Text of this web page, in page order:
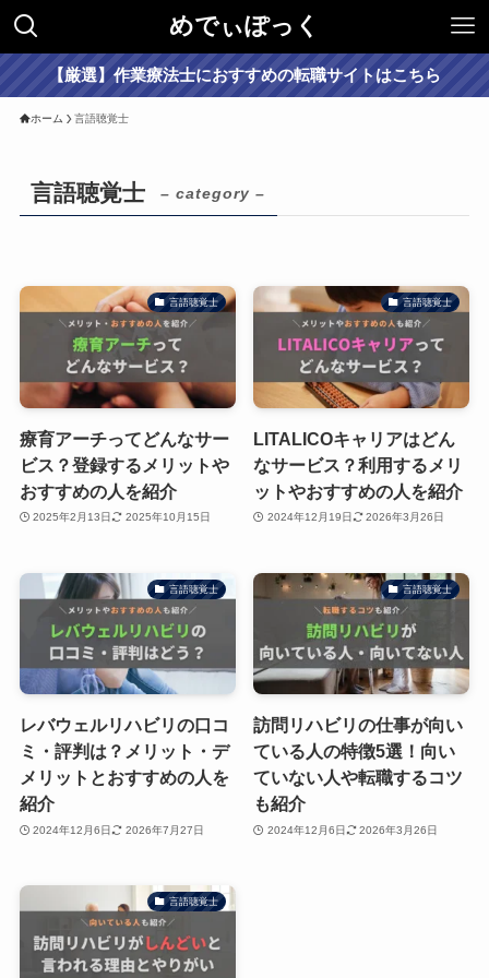
めでぃぽっく
【厳選】作業療法士におすすめの転職サイトはこちら
ホーム 言語聴覚士
言語聴覚士 – category –
言語聴覚士
療育アーチってどんなサー
ビス？登録するメリットや
おすすめの人を紹介
2025年2月13日 2025年10月15日
言語聴覚士
LITALICOキャリアはどん
なサービス？利用するメリ
ットやおすすめの人を紹介
2024年12月19日 2026年3月26日
言語聴覚士
レバウェルリハビリの口コ
ミ・評判は？メリット・デ
メリットとおすすめの人を
紹介
2024年12月6日 2026年7月27日
言語聴覚士
訪問リハビリの仕事が向い
ている人の特徴5選！向い
ていない人や転職するコツ
も紹介
2024年12月6日 2026年3月26日
言語聴覚士